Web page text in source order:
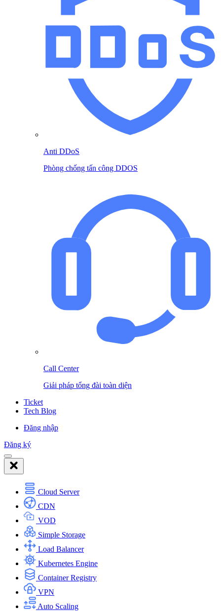
Anti DDoS
Phòng chống tấn công DDOS
Call Center
Giải pháp tổng đài toàn diện
Ticket
Tech Blog
Đăng nhập
Đăng ký
Cloud Server
CDN
VOD
Simple Storage
Load Balancer
Kubernetes Engine
Container Registry
VPN
Auto Scaling